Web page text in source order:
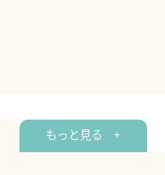
もっと見る +